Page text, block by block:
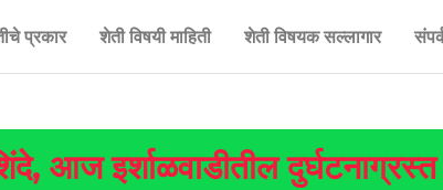
प्रकार शेती विषयी माहिती शेती विषयक सल्लागार
आज इर्शाळवाडीतील